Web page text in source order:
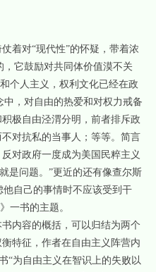
着对“现代性”的怀疑，带着浓
它鼓励对共同体价值漠不关
个人主义，权利文化已经在政
，对自由的热爱和对权力戒备
极自由泾渭分明，前者排斥政
对抗私的当事人；等等。简言
对政府一度成为美国民粹主义
是问题。”更近的还有像查尔斯
他自己的事情时不应该受到干
一书的主题。
内容的概括，可以归结为两个
特征，作者在自由主义阵营内
“为自由主义在智识上的失败以